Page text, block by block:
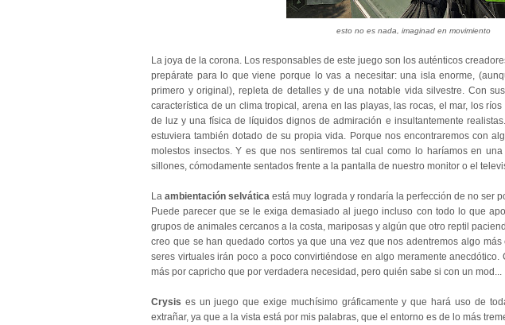
esto no es nada, imaginad en movimiento
La joya de la corona. Los responsables de este juego son los auténticos
prepárate para lo que viene porque lo vas a necesitar: una isla enorme,
primero y original), repleta de detalles y de una notable vida silvestre. Con
característica de un clima tropical, arena en las playas, las rocas, el mar, los
de luz y una física de líquidos dignos de admiración e insultantemente
estuviera también dotado de su propia vida. Porque nos encontraremos con
molestos insectos. Y es que nos sentiremos tal cual como lo haríamos en
sillones, cómodamente sentados frente a la pantalla de nuestro monitor o el
Laambientación selvática está muy lograda y rondaría la perfección de no ser
Puede parecer que se le exiga demasiado al juego incluso con todo lo que
grupos de animales cercanos a la costa, mariposas y algún que otro reptil
creo que se han quedado cortos ya que una vez que nos adentremos algo
seres virtuales irán poco a poco convirtiéndose en algo meramente
más por capricho que por verdadera necesidad, pero quién sabe si con un mod...
Crysis es un juego que exige muchísimo gráficamente y que hará uso de
extrañar, ya que a la vista está por mis palabras, que el entorno es de lo más